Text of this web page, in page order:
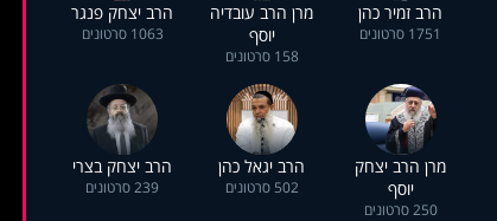
הרב זמיר כהן
1751 סרטונים
מרן הרב עובדיה
יוסף
158 סרטונים
הרב יצחק פנגר
1063 סרטונים
מרן הרב יצחק
יוסף
250 סרטונים
הרב יגאל כהן
502 סרטונים
הרב יצחק בצרי
239 סרטונים